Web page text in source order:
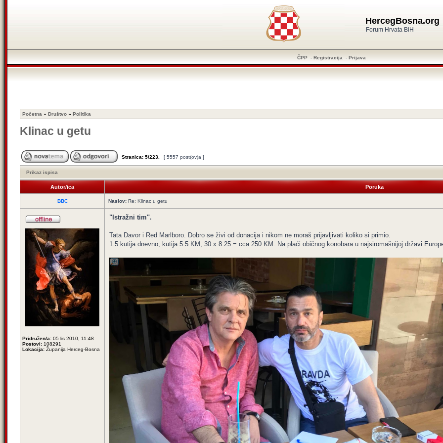
HercegBosna.org
Forum Hrvata BiH
ČPP - Registracija - Prijava
Početna » Društvo » Politika
Klinac u getu
Stranica: 5/223 [ 5557 post(ov)a ]
Prikaz ispisa
Autor/ica Poruka
BBC Naslov: Re: Klinac u getu
Pridružen/a: 05 lis 2010, 11:48
Postovi: 108291
Lokacija: Županija Herceg-Bosna
"Istražni tim".
Tata Davor i Red Marlboro. Dobro se živi od donacija i nikom ne moraš prijavljivati koliko si primio.
1.5 kutija dnevno, kutija 5.5 KM, 30 x 8.25 = cca 250 KM. Na plaći običnog konobara u najsiromašnijoj državi